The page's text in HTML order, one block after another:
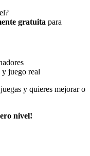
gratuita para
juego real
y quieres mejorar o
nivel!